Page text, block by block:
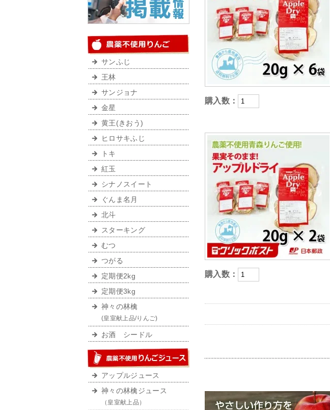
購入数：
購入数：
サンふじ
王林
サンジョナ
金星
黄王(きおう)
ヒロサキふじ
トキ
紅玉
シナノスイート
ぐんま名月
北斗
スターキング
むつ
つがる
定期便2kg
定期便3kg
神々の林檎
(皇室献上品/りんご)
お酒 シードル
アップルジュース
神々の林檎ジュース
（皇室献上品）